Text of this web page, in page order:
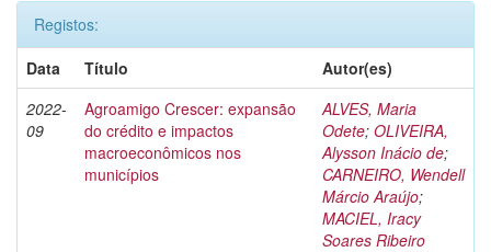
Registos:
Data
Título
Autor(es)
2022-
09
Agroamigo Crescer: expansão
do crédito e impactos
macroeconômicos nos
municípios
ALVES, Maria
Odete; OLIVEIRA,
Alysson Inácio de;
CARNEIRO, Wendell
Márcio Araújo;
MACIEL, Iracy
Soares Ribeiro